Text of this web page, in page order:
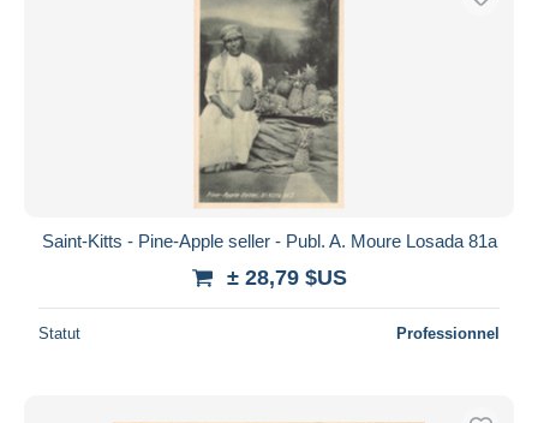
Saint-Kitts - Pine-Apple seller - Publ. A. Moure Losada 81a
± 28,79 $US
Statut Professionnel